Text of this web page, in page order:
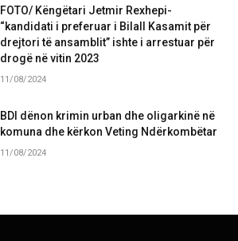
FOTO/ Këngëtari Jetmir Rexhepi-
“kandidati i preferuar i Bilall Kasamit për
drejtori të ansamblit” ishte i arrestuar për
drogë në vitin 2023
11/08/2024
BDI dënon krimin urban dhe oligarkinë në
komuna dhe kërkon Veting Ndërkombëtar
11/08/2024